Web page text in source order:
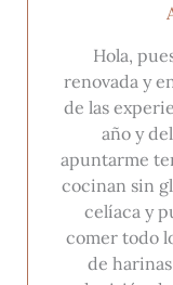
Hola,
renovada y
de las
año y
apuntarme
cocinan sin
celíaca y
comer todo
de